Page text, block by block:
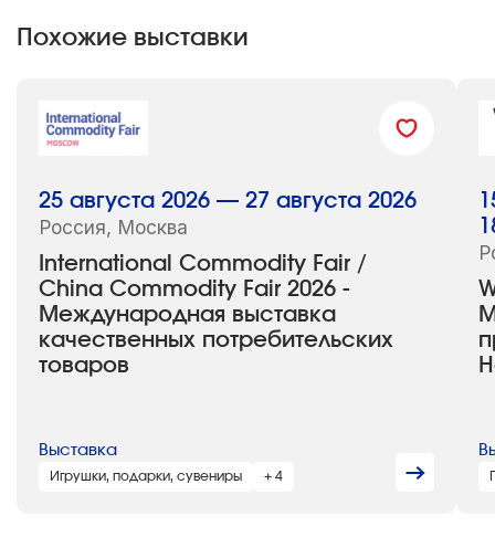
Похожие выставки
International Commodity Fair /
China Commodity Fair 2026 -
Международная выставка
качественных потребительских
товаров
25 августа 2026 — 27 августа 2026
Россия, Москва
Выставка
Игрушки, подарки, сувениры + 4